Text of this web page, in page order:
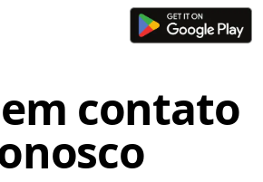
contato